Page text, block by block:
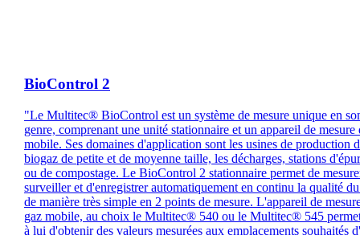
BioControl 2
"Le Multitec® BioControl est un système de mesure unique en
genre, comprenant une unité stationnaire et un appareil de mesure
mobile. Ses domaines d'application sont les usines de production
biogaz de petite et de moyenne taille, les décharges, stations
ou de compostage. Le BioControl 2 stationnaire permet de
surveiller et d'enregistrer automatiquement en continu la qualité
de manière très simple en 2 points de mesure. L'appareil de
gaz mobile, au choix le Multitec® 540 ou le Multitec® 545
à lui d'obtenir des valeurs mesurées aux emplacements souhaités